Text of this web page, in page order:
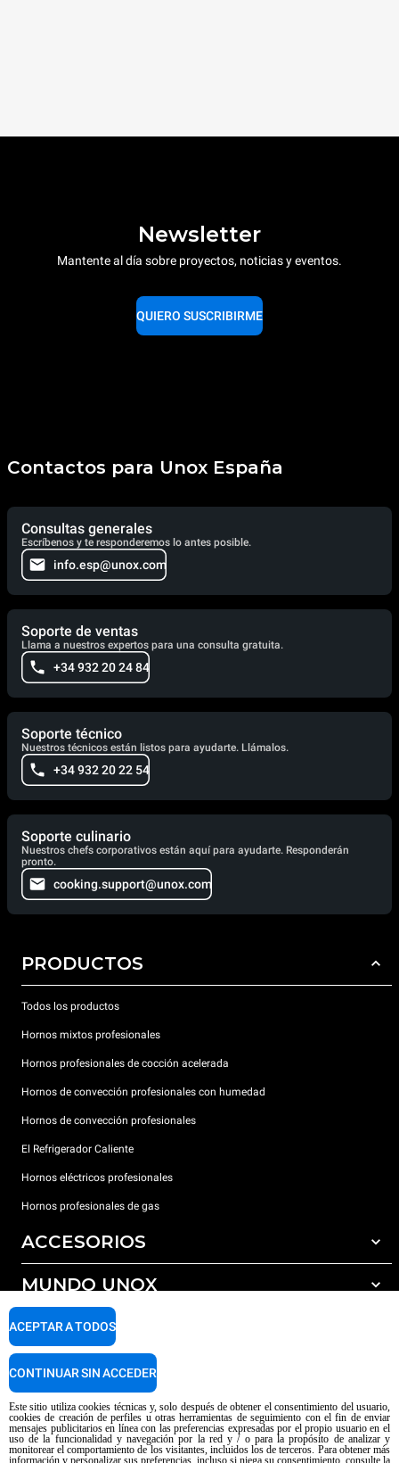
Newsletter
Mantente al día sobre proyectos, noticias y eventos.
QUIERO SUSCRIBIRME
Contactos para Unox España
Consultas generales
Escríbenos y te responderemos lo antes posible.
info.esp@unox.com
Soporte de ventas
Llama a nuestros expertos para una consulta gratuita.
+34 932 20 24 84
Soporte técnico
Nuestros técnicos están listos para ayudarte. Llámalos.
+34 932 20 22 54
Soporte culinario
Nuestros chefs corporativos están aquí para ayudarte. Responderán
pronto.
cooking.support@unox.com
PRODUCTOS
Todos los productos
Hornos mixtos profesionales
Hornos profesionales de cocción acelerada
Hornos de convección profesionales con humedad
Hornos de convección profesionales
El Refrigerador Caliente
Hornos eléctricos profesionales
Hornos profesionales de gas
ACCESORIOS
Todos los accesorios
Detergentes para lavado automático
Detergentes para lavado manual
Tratamiento de agua con filtros de resina
MUNDO UNOX
Nuestras sedes en el mundo
SOPORTE
Garantía Unox
Centros de servicio técnico
Aviso sobre el contenido generado por IA
Privacy policy Cookie policy
Este sitio utiliza cookies técnicas y, solo después de obtener el consentimiento del usuario,
cookies de creación de perfiles u otras herramientas de seguimiento con el fin de enviar
mensajes publicitarios en línea con las preferencias expresadas por el propio usuario en el
uso de la funcionalidad y navegación por la red y / o para la propósito de analizar y
monitorear el comportamiento de los visitantes, incluidos los de terceros. Para obtener más
información y personalizar sus preferencias, incluso si niega su consentimiento, consulte la
ACEPTAR A TODOS
CONTINUAR SIN ACCEDER